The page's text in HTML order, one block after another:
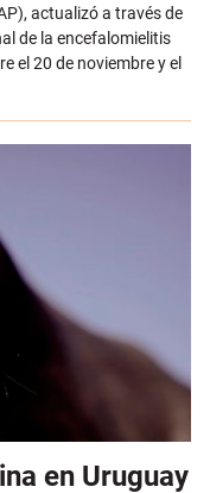
actualizó a través de
de la encefalomielitis
el 20 de noviembre y el
en Uruguay